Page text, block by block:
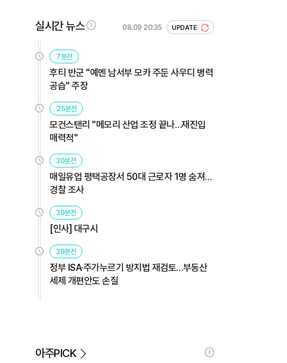
실시간 뉴스 08.09 20:35 UPDATE
7분전
후티 반군 "예멘 남서부 모카 주둔 사우디 병력
공습" 주장
25분전
모건스탠리 "메모리 산업 조정 끝나…재진입
매력적"
30분전
매일유업 평택공장서 50대 근로자 1명 숨져…
경찰 조사
39분전
[인사] 대구시
39분전
정부 ISA·주가누르기 방지법 재검토…부동산
세제 개편안도 손질
아주PICK